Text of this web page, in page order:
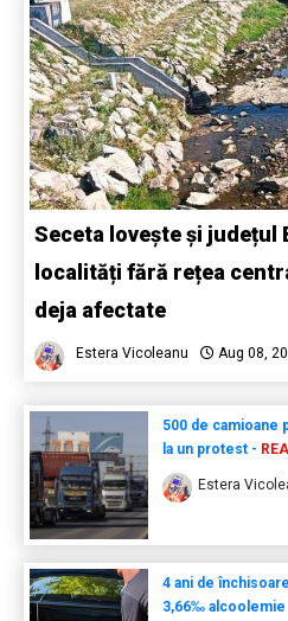
Seceta lovește și județul
localități fără rețea
deja afectate
Estera Vicoleanu Aug 08,
500 de camioane
la un protest -
Estera
4 ani de
3,66‰ alcoolemie